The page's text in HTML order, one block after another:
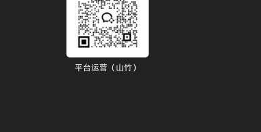
平台运营（山竹）